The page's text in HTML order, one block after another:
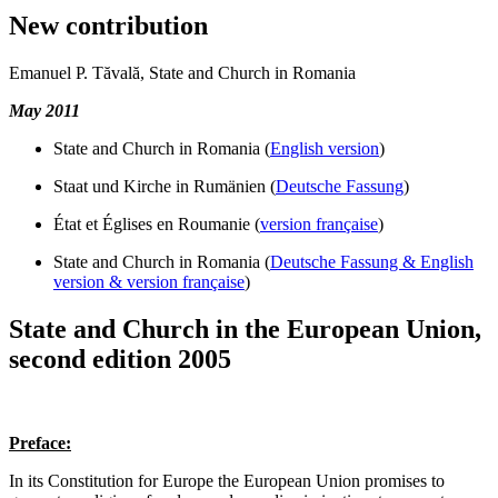
New contribution
Emanuel P. Tăvală, State and Church in Romania
May 2011
State and Church in Romania (English version)
Staat und Kirche in Rumänien (Deutsche Fassung)
État et Églises en Roumanie (version française)
State and Church in Romania (Deutsche Fassung & English
version & version française)
State and Church in the European Union,
second edition 2005
Preface:
In its Constitution for Europe the European Union promises to